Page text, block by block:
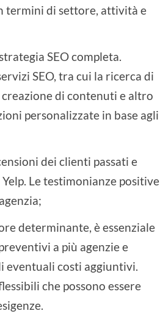
termini di settore, attività e
SEO completa.
SEO, tra cui la ricerca di
di contenuti e altro
personalizzate in base agli
dei clienti passati e
Le testimonianze positive
determinante, è essenziale
a più agenzie e
costi aggiuntivi.
che possono essere